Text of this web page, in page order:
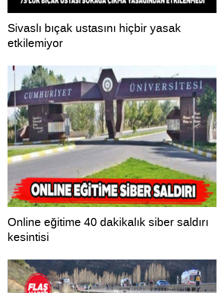
Sivaslı bıçak ustasını hiçbir yasak
etkilemiyor
Online eğitime 40 dakikalık siber saldırı
kesintisi